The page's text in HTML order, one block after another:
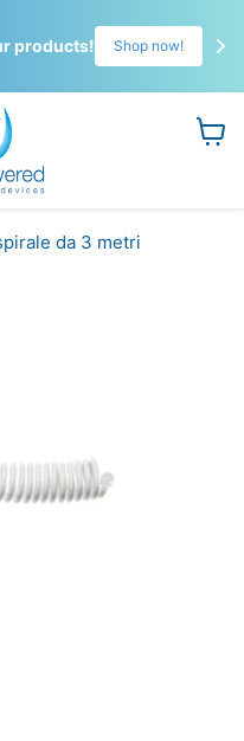
products! Shop now!
Gli
da 3 metri